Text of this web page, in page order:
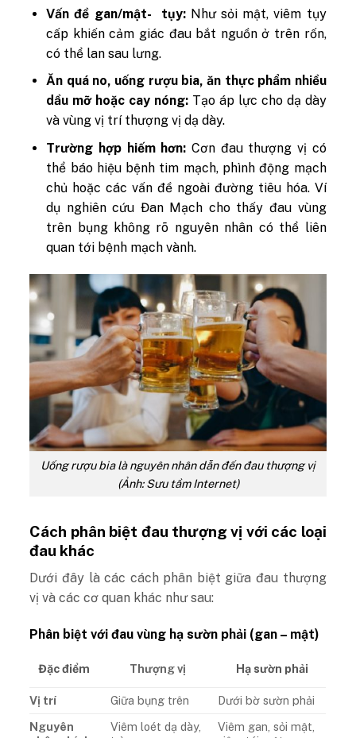
Vấn đề gan/mật- tụy:Như sỏi mật, viêm tụy
cấp khiến cảm giác đau bắt nguồn ở trên rốn,
có thể lan sau lưng.
Ăn quá no, uống rượu bia, ăn thực phẩm nhiều
dầu mỡ hoặc cay nóng:Tạo áp lực cho dạ dày
và vùng vị trí thượng vị dạ dày.
Trường hợp hiếm hơn: Cơn đau thượng vị có
thể báo hiệu bệnh tim mạch, phình động mạch
chủ hoặc các vấn đề ngoài đường tiêu hóa. Ví
dụ nghiên cứu Đan Mạch cho thấy đau vùng
trên bụng không rõ nguyên nhân có thể liên
quan tới bệnh mạch vành.
Uống rượu bia là nguyên nhân dẫn đến đau thượng vị
(Ảnh: Sưu tầm Internet)
Cách phân biệt đau thượng vị với các loại
đau khác
Dưới đây là các cách phân biệt giữa đau thượng
vị và các cơ quan khác như sau:
Phân biệt với đau vùng hạ sườn phải (gan – mật)
Đặc điểm Thượng vị Hạ sườn phải
Vị trí Giữa bụng trên
Dưới bờ sườn phải
Nguyên
Viêm loét dạ dày,
Viêm gan, sỏi mật,